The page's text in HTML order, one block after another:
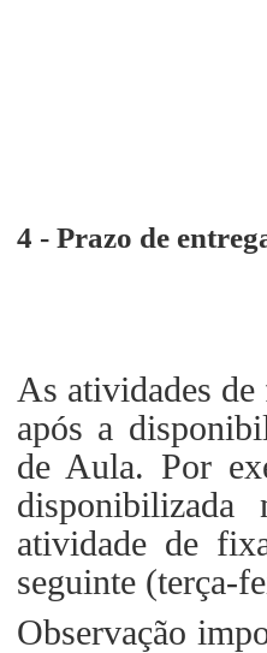
4 - Prazo de
As atividades de
após a
de Aula. Por
atividade de
seguinte (terça-
Observação